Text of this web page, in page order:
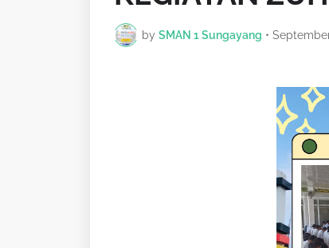
by SMAN 1 Sungayang •